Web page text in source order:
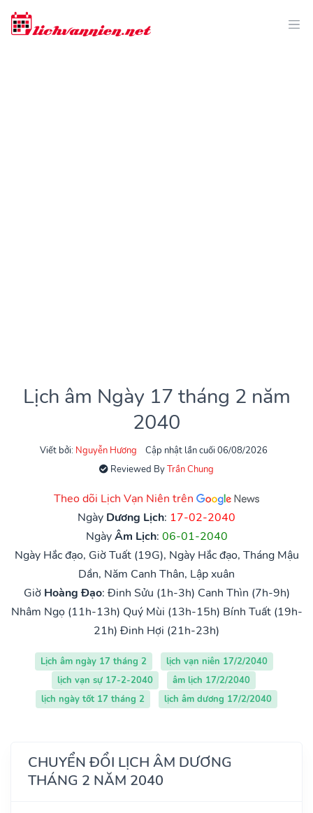
Lịch âm Ngày 17 tháng 2 năm
2040
Viết bởi: Nguyễn Hương
Cập nhật lần cuối 06/08/2026
Reviewed ByTrần Chung
Theo dõi Lịch Vạn Niên trên
Ngày Dương Lịch: 17-02-2040
NgàyÂm Lịch: 06-01-2040
Ngày Hắc đạo, Giờ Tuất (19G), Ngày Hắc đạo, Tháng Mậu
Dần, Năm Canh Thân, Lập xuân
Giờ Hoàng Đạo: Đinh Sửu (1h-3h) Canh Thìn (7h-9h)
Nhâm Ngọ (11h-13h) Quý Mùi (13h-15h) Bính Tuất (19h-
21h) Đinh Hợi (21h-23h)
Lịch âm ngày 17 tháng 2
lịch vạn niên 17/2/2040
lịch vạn sự 17-2-2040
âm lịch 17/2/2040
lịch ngày tốt 17 tháng 2
lịch âm dương 17/2/2040
CHUYỂN ĐỔI LỊCH ÂM DƯƠNG
THÁNG 2 NĂM 2040